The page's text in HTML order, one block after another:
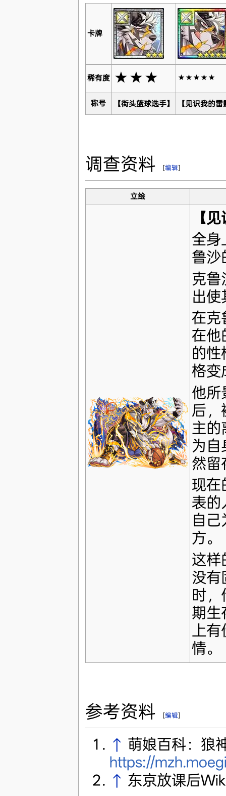
卡牌
稀有度 ★★★ ★★★★★
称号 【街头篮球选手】 【见识我的
调查资料 [编辑]
立绘
【
全身
鲁沙
克鲁
出使
在克
在他
的性
格变
他所
后，
主的
为自
然留
现在
表的
自
方。
这样
没有
时
期生
上
情。
参考资料 [编辑]
↑ 萌娘百科：狼
https://
↑ 东京放课后